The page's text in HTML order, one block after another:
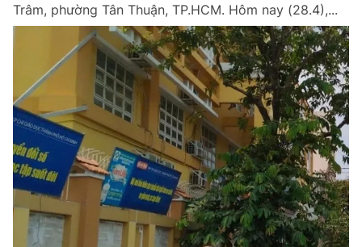
Trâm, phường Tân Thuận, TP.HCM. Hôm nay (28.4),...